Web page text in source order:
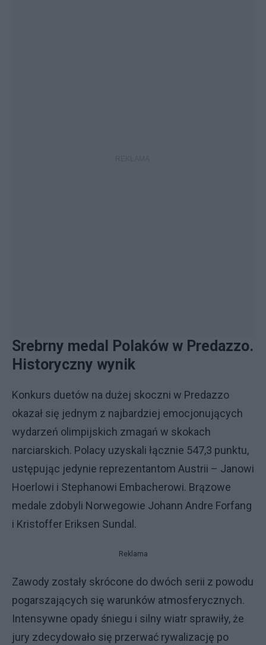
Srebrny medal Polaków w Predazzo.
Historyczny wynik
Konkurs duetów na dużej skoczni w Predazzo
okazał się jednym z najbardziej emocjonujących
wydarzeń olimpijskich zmagań w skokach
narciarskich. Polacy uzyskali łącznie 547,3 punktu,
ustępując jedynie reprezentantom Austrii – Janowi
Hoerlowi i Stephanowi Embacherowi. Brązowe
medale zdobyli Norwegowie Johann Andre Forfang
i Kristoffer Eriksen Sundal.
Reklama
Zawody zostały skrócone do dwóch serii z powodu
pogarszających się warunków atmosferycznych.
Intensywne opady śniegu i silny wiatr sprawiły, że
jury zdecydowało się przerwać rywalizację po